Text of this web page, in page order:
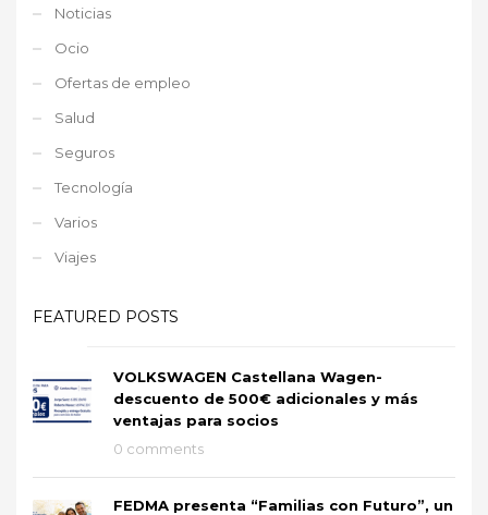
Noticias
Ocio
Ofertas de empleo
Salud
Seguros
Tecnología
Varios
Viajes
FEATURED POSTS
VOLKSWAGEN Castellana Wagen-
descuento de 500€ adicionales y más
ventajas para socios
0 comments
FEDMA presenta “Familias con Futuro”, un